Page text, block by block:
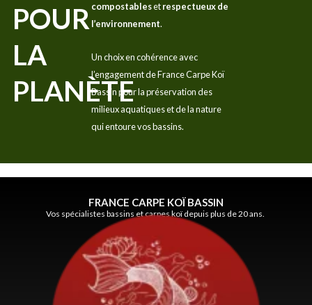
POUR
LA
PLANÈTE
compostablesetrespectueux de
l’environnement.
Un choix en cohérence avec
l’engagement de France Carpe Koï
Bassin pour la préservation des
milieux aquatiques et de la nature
qui entoure vos bassins.
FRANCE CARPE KOÏ BASSIN
Vos spécialistes bassins et carpes koï depuis plus de 20 ans.